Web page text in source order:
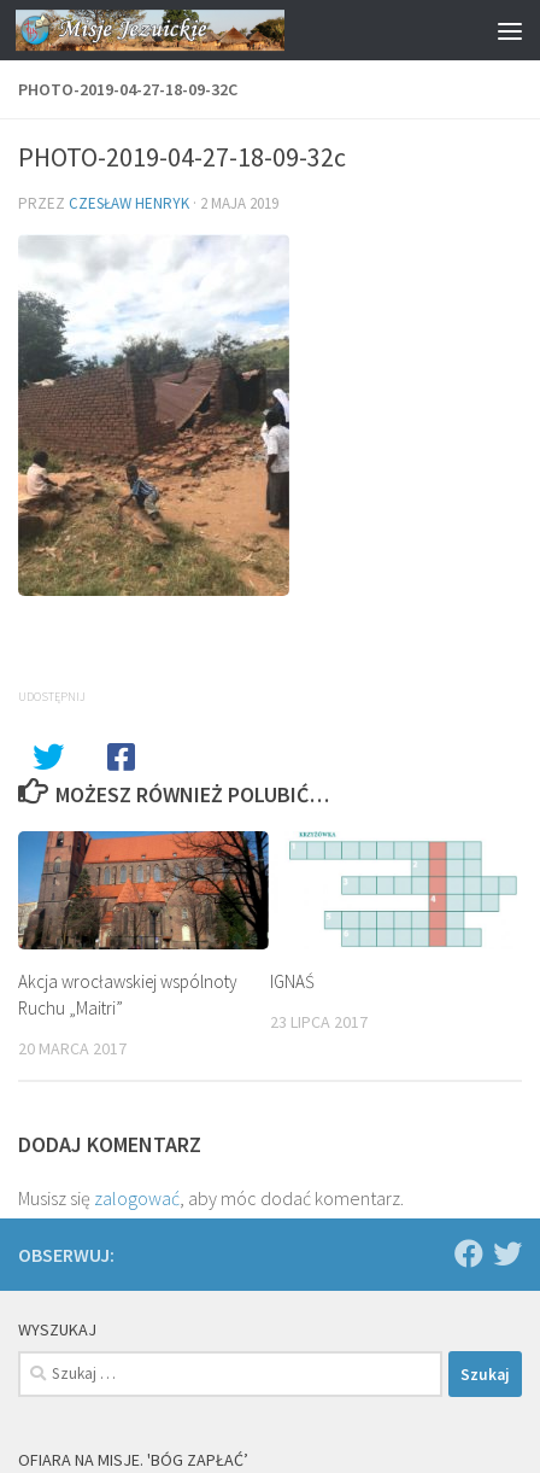
Przejdź do treści
PHOTO-2019-04-27-18-09-32C
PHOTO-2019-04-27-18-09-32c
PRZEZ CZESŁAW HENRYK · 2 MAJA 2019
UDOSTĘPNIJ
MOŻESZ RÓWNIEŻ POLUBIĆ…
Akcja wrocławskiej wspólnoty
Ruchu „Maitri”
20 MARCA 2017
IGNAŚ
23 LIPCA 2017
DODAJ KOMENTARZ
Musisz się zalogować, aby móc dodać komentarz.
OBSERWUJ:
WYSZUKAJ
Szukaj:
OFIARA NA MISJE. 'BÓG ZAPŁAĆ’